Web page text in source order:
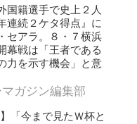
国籍選手で史上２人
連続２ケタ得点』に
セアラ。８・７横浜
幕戦は「王者である
力を示す機会」と意
ガジン編集部
】「今まで見たＷ杯と